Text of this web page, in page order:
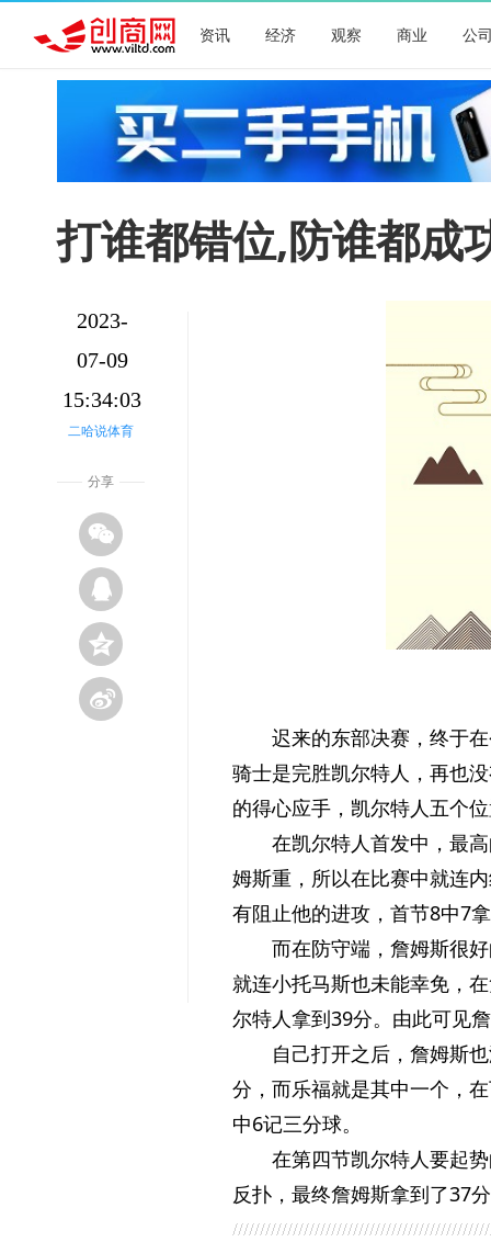
资讯 经济 观察 商业 公
打谁都错位,防谁都成
2023-
07-09
15:34:03
二哈说体育
分享
迟来的东部决赛，终于
骑士是完胜凯尔特人，再也
的得心应手，凯尔特人五个
在凯尔特人首发中，最
姆斯重，所以在比赛中就连
有阻止他的进攻，首节8中7
而在防守端，詹姆斯很
就连小托马斯也未能幸免，
尔特人拿到39分。由此可见
自己打开之后，詹姆斯
分，而乐福就是其中一个，
中6记三分球。
在第四节凯尔特人要起
反扑，最终詹姆斯拿到了37